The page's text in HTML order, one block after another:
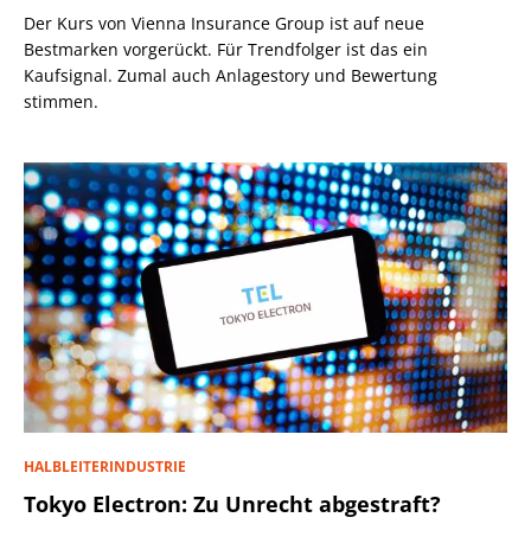
Der Kurs von Vienna Insurance Group ist auf neue
Bestmarken vorgerückt. Für Trendfolger ist das ein
Kaufsignal. Zumal auch Anlagestory und Bewertung
stimmen.
HALBLEITERINDUSTRIE
Tokyo Electron: Zu Unrecht abgestraft?